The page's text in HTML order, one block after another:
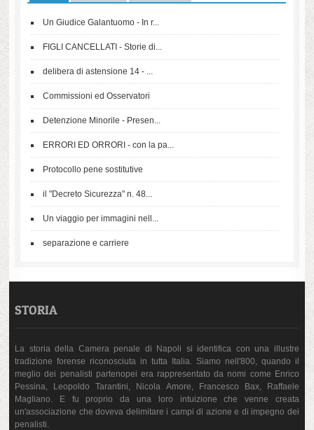
Un Giudice Galantuomo - In r...
FIGLI CANCELLATI - Storie di...
delibera di astensione 14 - ...
Commissioni ed Osservatori
Detenzione Minorile - Presen...
ERRORI ED ORRORI - con la pa...
Protocollo pene sostitutive
il "Decreto Sicurezza" n. 48...
Un viaggio per immagini nell...
separazione e carriere
STORIA
La storia della Camera penale di Napoli si identifica con una illustre
tradizione forense riconosciuta in tutta Italia. Siamo nell'800, quando il
meglio dei penalisti partenopei era rappresentato da nomi come Enrico
Pessina, Leopoldo Tarantini, Nicola Amore, Francesco Bax, Raffaele
Magliano. E fu proprio da una loro intuizione che venne creata
un'associazione che doveva delimitare i campi di azione e di impegno dei
penalisti.